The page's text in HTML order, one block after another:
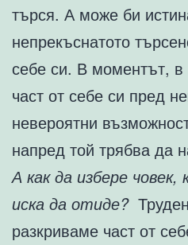
търся. А може би
непрекъснатото
себе си. В моментът, в
част от себе си пред
невероятни
напред той трябва да
А как да избере
иска да отиде?
разкриваме част от